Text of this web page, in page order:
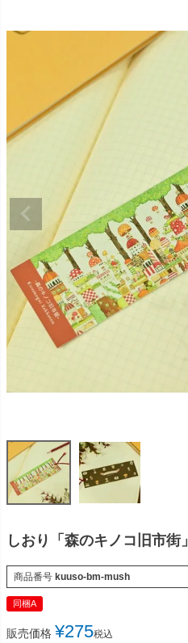
しおり「森のキノコ旧市街」
商品番号 kuuso-bm-mush
同梱A
販売価格 ¥275税込